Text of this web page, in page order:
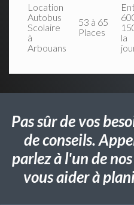
Location
Autobus
Scolaire
à
Arbouans
53 à 65
Places
la
Pas sûr de vos
de conseils.
parlez à l'un de
vous aider à